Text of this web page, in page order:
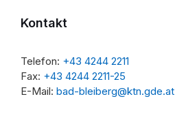
Kontakt
Telefon: +43 4244 2211
Fax: +43 4244 2211-25
E-Mail: bad-bleiberg@ktn.gde.at